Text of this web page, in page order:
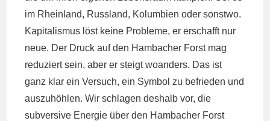
im Rheinland, Russland, Kolumbien oder sonstwo.
Kapitalismus löst keine Probleme, er erschafft nur
neue. Der Druck auf den Hambacher Forst mag
reduziert sein, aber er steigt woanders. Das ist
ganz klar ein Versuch, ein Symbol zu befrieden und
auszuhöhlen. Wir schlagen deshalb vor, die
subversive Energie über den Hambacher Forst